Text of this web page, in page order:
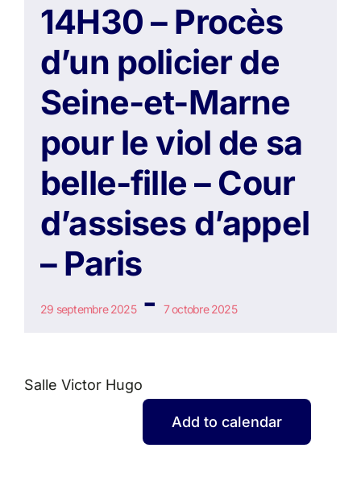
14H30 – Procès
d’un policier de
Seine-et-Marne
pour le viol de sa
belle-fille – Cour
d’assises d’appel
– Paris
29 septembre 2025- 7 octobre 2025
Salle Victor Hugo
Add to calendar